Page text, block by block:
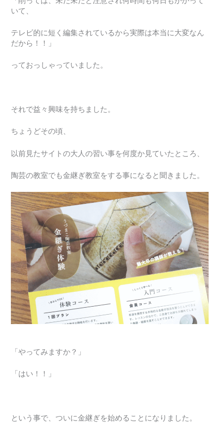
いて、
テレビ的に短く編集されているから実際は本当に大変なん
だから！！」
っておっしゃっていました。
それで益々興味を持ちました。
ちょうどその頃、
以前見たサイトの大人の習い事を何度か見ていたところ、
陶芸の教室でも金継ぎ教室をする事になると聞きました。
「やってみますか？」
「はい！！」
という事で、ついに金継ぎを始めることになりました。